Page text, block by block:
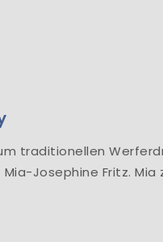
traditionellen
Josephine Fritz. Mia